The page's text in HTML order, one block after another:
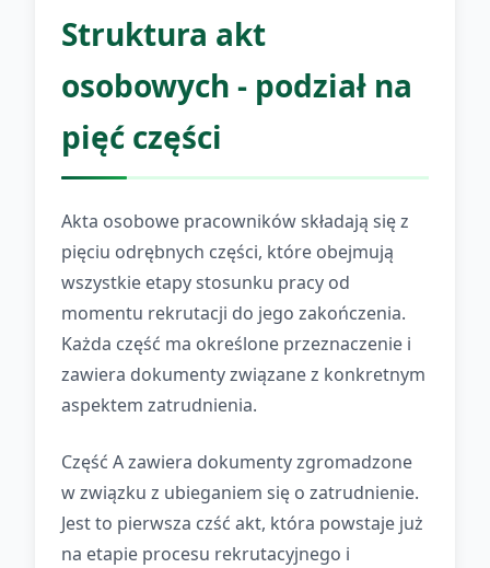
Struktura akt
osobowych - podział na
pięć części
Akta osobowe pracowników składają się z
pięciu odrębnych części, które obejmują
wszystkie etapy stosunku pracy od
momentu rekrutacji do jego zakończenia.
Każda część ma określone przeznaczenie i
zawiera dokumenty związane z konkretnym
aspektem zatrudnienia.
Część A zawiera dokumenty zgromadzone
w związku z ubieganiem się o zatrudnienie.
Jest to pierwsza czść akt, która powstaje już
na etapie procesu rekrutacyjnego i